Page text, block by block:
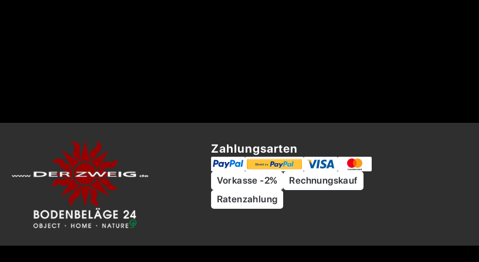
Zahlungsarten
Vorkasse -2%
Rechnungskauf
Ratenzahlung